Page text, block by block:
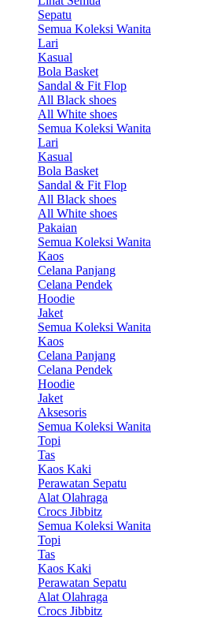
Sepatu
Semua Koleksi Wanita
Lari
Kasual
Bola Basket
Sandal & Fit Flop
All Black shoes
All White shoes
Semua Koleksi Wanita
Lari
Kasual
Bola Basket
Sandal & Fit Flop
All Black shoes
All White shoes
Pakaian
Semua Koleksi Wanita
Kaos
Celana Panjang
Celana Pendek
Hoodie
Jaket
Semua Koleksi Wanita
Kaos
Celana Panjang
Celana Pendek
Hoodie
Jaket
Aksesoris
Semua Koleksi Wanita
Topi
Tas
Kaos Kaki
Perawatan Sepatu
Alat Olahraga
Crocs Jibbitz
Semua Koleksi Wanita
Topi
Tas
Kaos Kaki
Perawatan Sepatu
Alat Olahraga
Crocs Jibbitz